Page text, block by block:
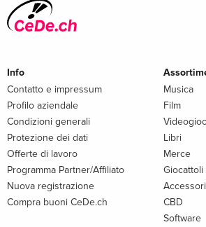
Info
Contatto e impressum
Profilo aziendale
Condizioni generali
Protezione dei dati
Offerte di lavoro
Programma Partner/Affiliato
Nuova registrazione
Compra buoni CeDe.ch
Musica
Film
Libri
Merce
Giocattoli
Accessori
CBD
Software